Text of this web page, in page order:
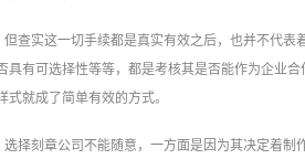
但查实这一切手续都是真实有效之后，也并不代
具有可选择性等等，都是考核其是否能作为企业
式就成了简单有效的方式。
选择刻章公司不能随意，一方面是因为其决定着